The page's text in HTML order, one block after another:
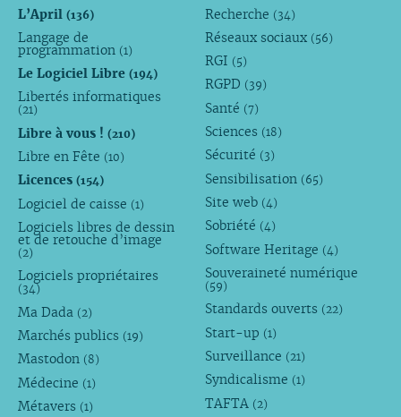
L’April (136)
Langage de
programmation (1)
Le Logiciel Libre (194)
Libertés informatiques
(21)
Libre à vous ! (210)
Libre en Fête (10)
Licences (154)
Logiciel de caisse (1)
Logiciels libres de dessin
et de retouche d’image
(2)
Logiciels propriétaires
(34)
Ma Dada (2)
Marchés publics (19)
Mastodon (8)
Médecine (1)
Métavers (1)
Recherche (34)
Réseaux sociaux (56)
RGI (5)
RGPD (39)
Santé (7)
Sciences (18)
Sécurité (3)
Sensibilisation (65)
Site web (4)
Sobriété (4)
Software Heritage (4)
Souveraineté numérique
(59)
Standards ouverts (22)
Start-up (1)
Surveillance (21)
Syndicalisme (1)
TAFTA (2)